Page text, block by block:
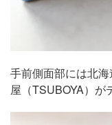
手前側面部には北
屋（TSUBOYA）が